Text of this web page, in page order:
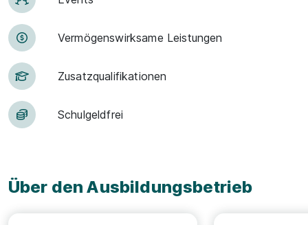
Vermögens­wirksame Leistungen
Zu­satz­qua­li­fi­ka­tio­nen
Schulgeld­frei
Über den Ausbildungsbetrieb